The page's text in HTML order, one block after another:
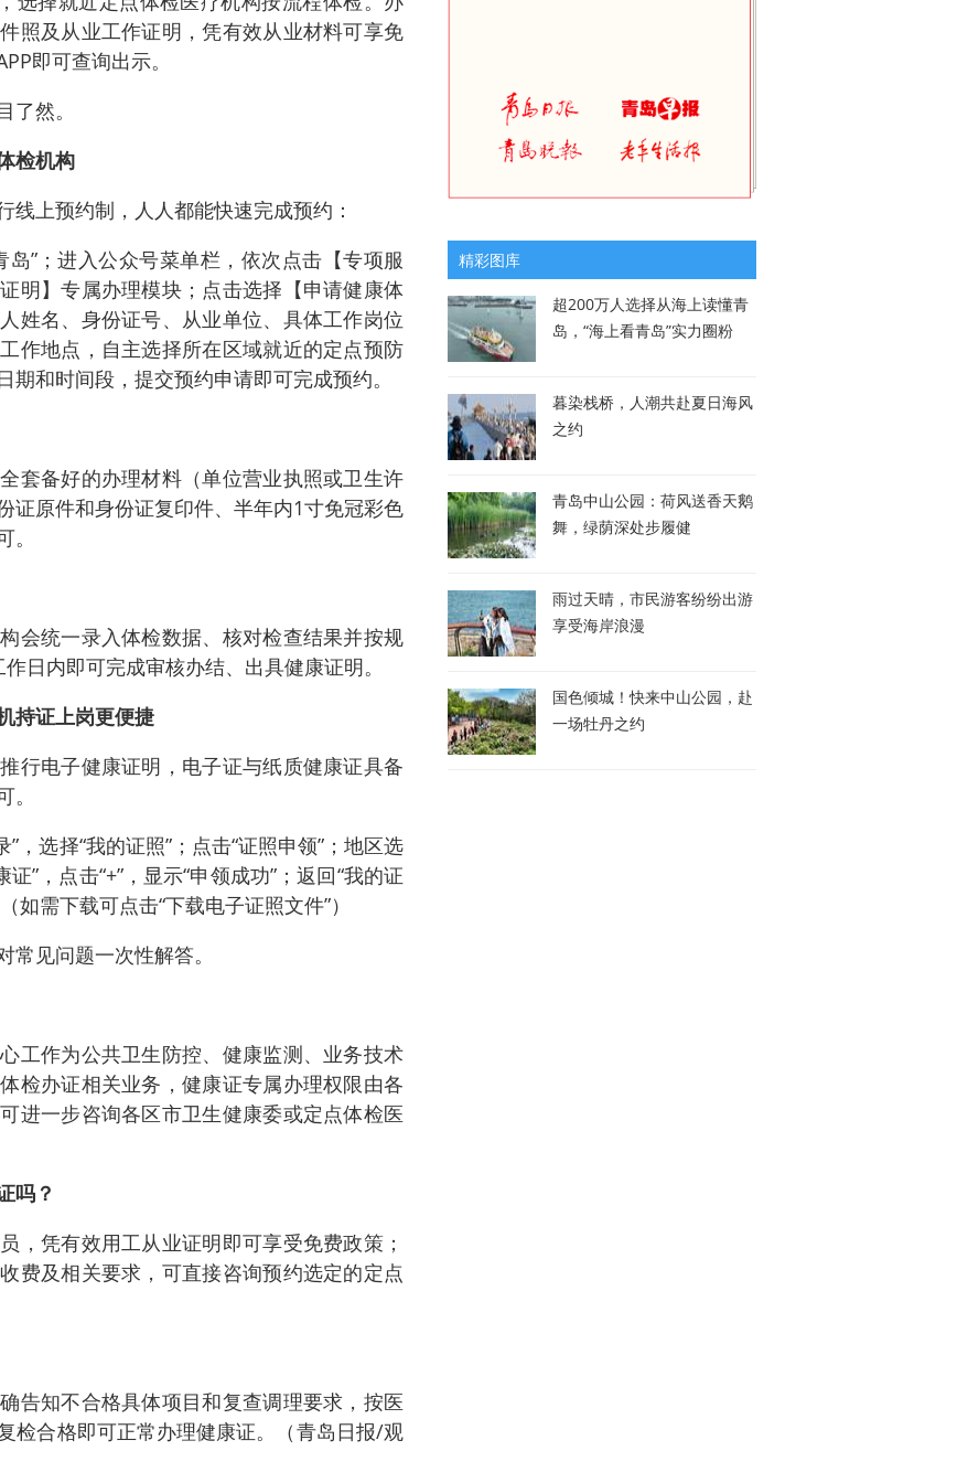
照及从业工作证明，凭有效从业材料可享免
即可查询出示。
然。
检机构
上预约制，人人都能快速完成预约：
”；进入公众号菜单栏，依次点击【专项服
】专属办理模块；点击选择【申请健康体
姓名、身份证号、从业单位、具体工作岗位
作地点，自主选择所在区域就近的定点预防
和时间段，提交预约申请即可完成预约。
套备好的办理材料（单位营业执照或卫生许
证原件和身份证复印件、半年内1寸免冠彩色
会统一录入体检数据、核对检查结果并按规
日内即可完成审核办结、出具健康证明。
持证上岗更便捷
行电子健康证明，电子证与纸质健康证具备
，选择“我的证照”；点击“证照申领”；地区选
”，点击“+”，显示“申领成功”；返回“我的证
如需下载可点击“下载电子证照文件”）
见问题一次性解答。
工作为公共卫生防控、健康监测、业务技术
检办证相关业务，健康证专属办理权限由各
进一步咨询各区市卫生健康委或定点体检医
吗？
，凭有效用工从业证明即可享受免费政策；
费及相关要求，可直接咨询预约选定的定点
告知不合格具体项目和复查调理要求，按医
检合格即可正常办理健康证。（青岛日报/观
精彩图库
超200万人选择从海上读懂青
岛，“海上看青岛”实力圈粉
暮染栈桥，人潮共赴夏日海风
之约
青岛中山公园：荷风送香天鹅
舞，绿荫深处步履健
雨过天晴，市民游客纷纷出游
享受海岸浪漫
国色倾城！快来中山公园，赴
一场牡丹之约